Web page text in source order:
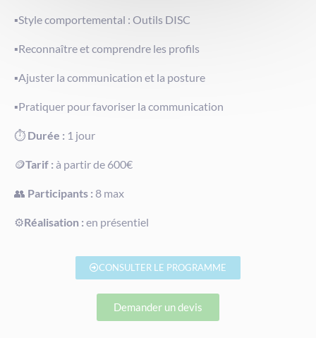
▪️Style comportemental : Outils DISC
▪️Reconnaître et comprendre les profils
▪️Ajuster la communication et la posture
▪️Pratiquer pour favoriser la communication
⏱️ Durée : 1 jour
🪙Tarif : à partir de 600€
👥 Participants : 8 max
⚙️Réalisation : en présentiel
CONSULTER LE PROGRAMME
Demander un devis